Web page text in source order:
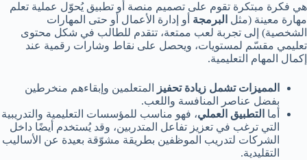
هي فكرة مبتكرة تقوم على تصميم منصة أو تطبيق يُحوّل عملية تعلم
مهارة معينة (مثل البرمجة أو إدارة الأعمال أو حتى المهارات
الشخصية) إلى تجربة لعب ممتعة، تتقدم للطالب في شكل محتوى
تعليمي مقسّم لمستويات، ويحصل على نقاط وشارات رقمية عند
إكمال المهام التعليمية.
المميزات تشمل زيادة تحفيز
المتعلمين وإبقاءهم منخرطين
بفضل عناصر المنافسة واللعب.
أما التطبيق العملي، فهو مناسب للمؤسسات التعليمية والتدريبية
التي ترغب في تعزيز تفاعل المتدربين، وقد يُستخدم أيضًا داخل
الشركات لتدريب الموظفين بطريقة مشوّقة بعيدة عن الأساليب
التقليدية.